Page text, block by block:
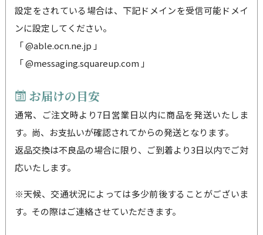
設定をされている場合は、下記ドメインを受信可能ドメイ
ンに設定してください。
「 @able.ocn.ne.jp 」
「 @messaging.squareup.com 」
お届けの目安
通常、ご注文時より7日営業日以内に商品を発送いたしま
す。尚、お支払いが確認されてからの発送となります。
返品交換は不良品の場合に限り、ご到着より3日以内でご対
応いたします。
※天候、交通状況によっては多少前後することがございま
す。その際はご連絡させていただきます。